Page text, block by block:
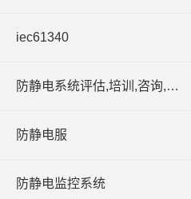
iec61340
防静电系统评估,培训,咨询,认证
防静电服
防静电监控系统